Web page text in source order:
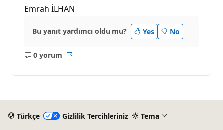
Emrah İLHAN
Bu yanıt yardımcı oldu mu? Yes No
0 yorum
Açıklama
Türkçe Gizlilik Tercihleriniz Tema